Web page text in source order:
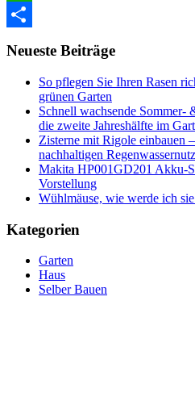
WhatsApp
Neueste Beiträge
So pflegen Sie Ihren Rasen
grünen Garten
Schnell wachsende Sommer-
die zweite Jahreshälfte im
Zisterne mit Rigole einbauen
nachhaltigen
Makita HP001GD201 Akku-
Vorstellung
Wühlmäuse, wie werde ich
Kategorien
Garten
Haus
Selber Bauen